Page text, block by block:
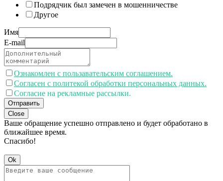
Подрядчик был замечен в мошенничестве
Другое
Имя
E-mail
Ознакомлен с пользавательским соглашением.
Согласен с политекой обработки персональных данных.
Согласие на рекламные рассылки.
Отправить
Close
Ваше обращение успешно отправлено и будет обработано в
ближайшее время.
Спасибо!
Ok